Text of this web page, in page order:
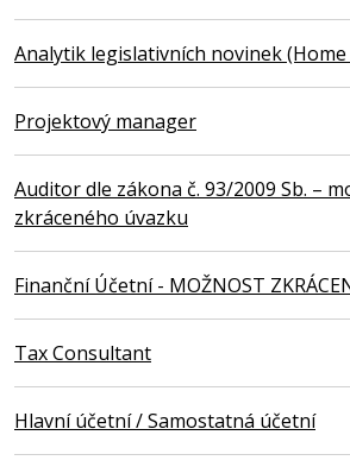
Analytik legislativních novinek
Projektový manager
Auditor dle zákona č. 93/2009 Sb. –
zkráceného úvazku
Finanční Účetní - MOŽNOST
Tax Consultant
Hlavní účetní / Samostatná účetní